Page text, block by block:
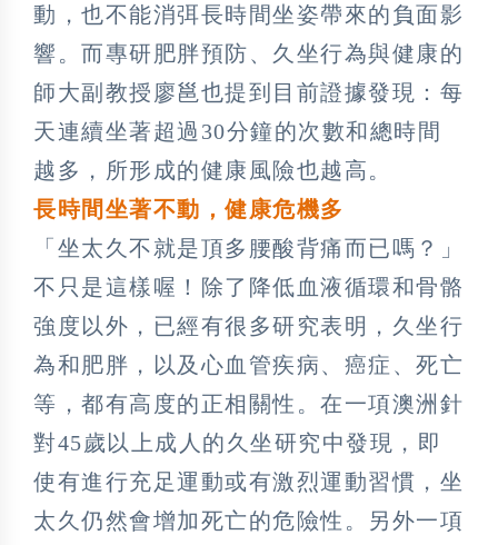
動，也不能消弭長時間坐姿帶來的負面影
響。而專研肥胖預防、久坐行為與健康的
師大副教授廖邕也提到目前證據發現：每
天連續坐著超過30分鐘的次數和總時間
越多，所形成的健康風險也越高。
長時間坐著不動，健康危機多
「坐太久不就是頂多腰酸背痛而已嗎？」
不只是這樣喔！除了降低血液循環和骨骼
強度以外，已經有很多研究表明，久坐行
為和肥胖，以及心血管疾病、癌症、死亡
等，都有高度的正相關性。在一項澳洲針
對45歲以上成人的久坐研究中發現，即
使有進行充足運動或有激烈運動習慣，坐
太久仍然會增加死亡的危險性。另外一項